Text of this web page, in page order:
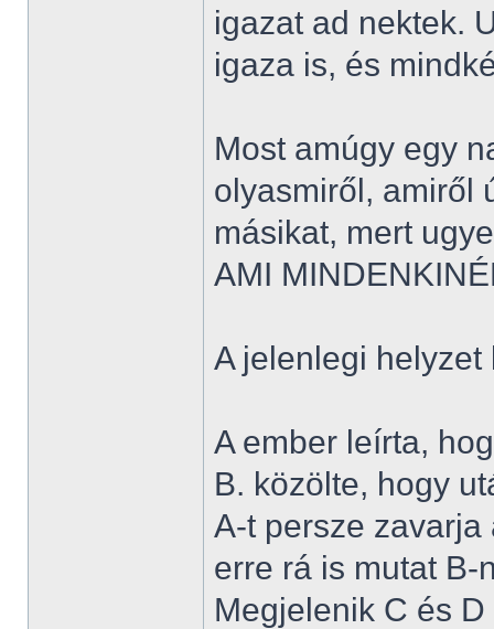
igazat ad nektek.
igaza is, és
Most amúgy egy
olyasmiről, amiről
másikat, mert
AMI
A jelenlegi
A ember leírta,
B. közölte, hogy
A-t persze
erre rá is mutat B-
Megjelenik C és